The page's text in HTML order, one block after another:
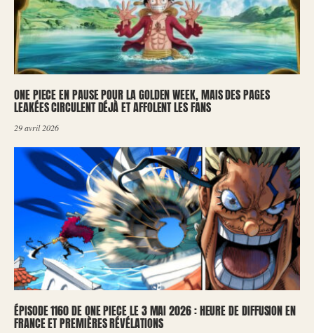
ONE PIECE EN PAUSE POUR LA GOLDEN WEEK, MAIS DES PAGES
LEAKÉES CIRCULENT DÉJÀ ET AFFOLENT LES FANS
29 avril 2026
ÉPISODE 1160 DE ONE PIECE LE 3 MAI 2026 : HEURE DE DIFFUSION EN
FRANCE ET PREMIÈRES RÉVÉLATIONS